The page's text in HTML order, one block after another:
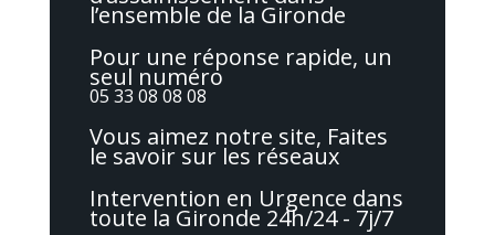
l’ensemble de la Gironde
Pour une réponse rapide, un
seul numéro
05 33 08 08 08
Vous aimez notre site, Faites
le savoir sur les réseaux
Intervention en Urgence dans
toute la Gironde 24h/24 - 7j/7